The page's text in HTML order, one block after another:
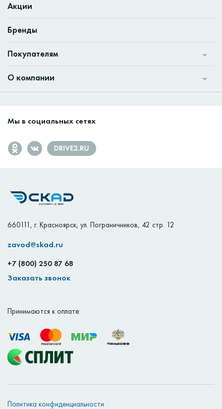
660111 , г. Красноярск, ул. Пограничников, 42 стр. 12
zavod@skad.ru
+7 (800) 250 87 68
Заказать звонок
Акции
Бренды
Покупателям
О компании
Мы в социальных сетях
Принимаются к оплате:
Политика конфиденциальности